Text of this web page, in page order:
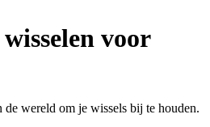
voor
wereld om je wissels bij te houden.